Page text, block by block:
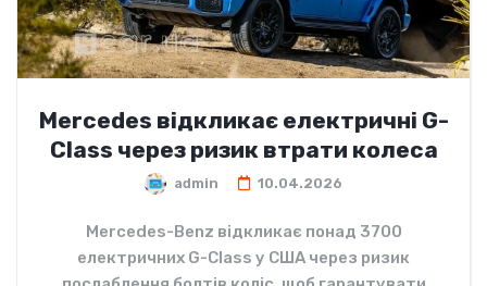
Mercedes відкликає електричні G-
Class через ризик втрати колеса
admin 10.04.2026
Mercedes-Benz відкликає понад 3700
електричних G-Class у США через ризик